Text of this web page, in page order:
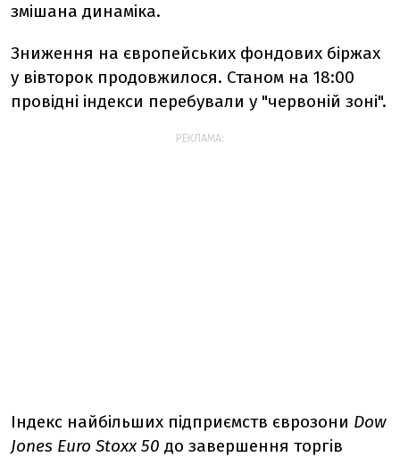
змішана динаміка.
Зниження на європейських фондових біржах
у вівторок продовжилося. Станом на 18:00
провідні індекси перебували у "червоній зоні".
РЕКЛАМА:
Індекс найбільших підприємств єврозони Dow
Jones Euro Stoxx 50 до завершення торгів